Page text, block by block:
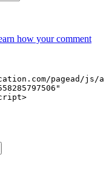
how your comment
pagead/js/a